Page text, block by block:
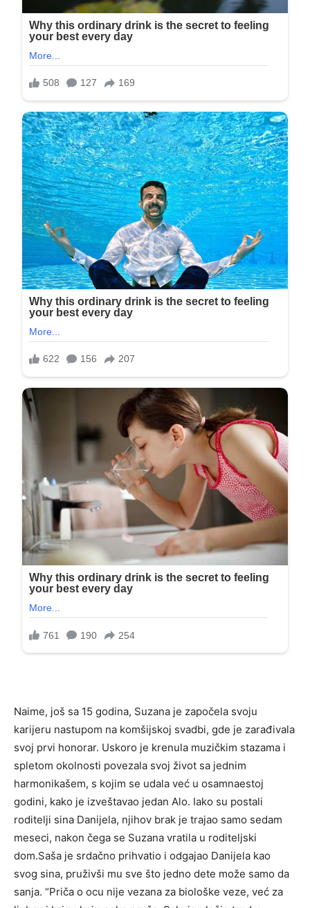
Naime, još sa 15 godina, Suzana je započela svoju
karijeru nastupom na komšijskoj svadbi, gde je zarađivala
svoj prvi honorar. Uskoro je krenula muzičkim stazama i
spletom okolnosti povezala svoj život sa jednim
harmonikašem, s kojim se udala već u osamnaestoj
godini, kako je izveštavao jedan Alo. Iako su postali
roditelji sina Danijela, njihov brak je trajao samo sedam
meseci, nakon čega se Suzana vratila u roditeljski
dom.Saša je srdačno prihvatio i odgajao Danijela kao
svog sina, pruživši mu sve što jedno dete može samo da
sanja. “Priča o ocu nije vezana za biološke veze, već za